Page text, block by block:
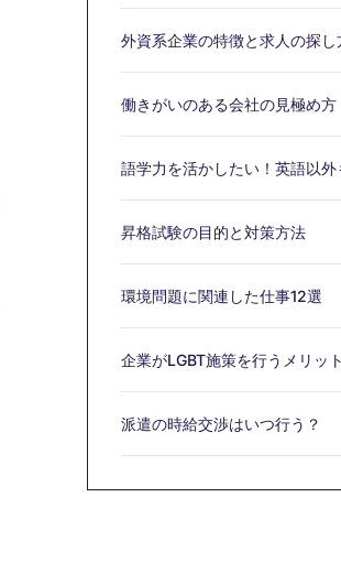
外資系企業の特徴と求人の探し
働きがいのある会社の見極め方
語学力を活かしたい！英語以外
昇格試験の目的と対策方法
環境問題に関連した仕事12選
企業がLGBT施策を行うメリット
派遣の時給交渉はいつ行う？